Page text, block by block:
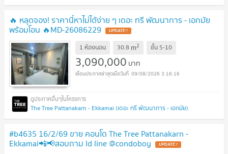
🔥 หลุดจอง! ราคานี้หาไม่ได้ง่าย ๆ เดอะ ทรี พัฒนาการ - เอกมัย
พร้อมโอน 🔥MD-26086229 UPDATE !
1 ห้องนอน 30.8 m2 ชั้น 5-10
3,090,000 บาท
09/08/2026 3:16:16
The Tree Pattanakarn - Ekkamai (เดอะ ทรี พัฒนาการ - เอกมัย)
#b4635 16/2/69 ขาย คอนโด The Tree Pattanakarn -
Ekkamai📲📢สอบถาม ld line @condoboy UPDATE !